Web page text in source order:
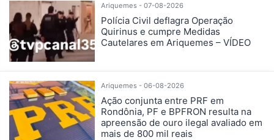
Ariquemes - 07-08-2026
Polícia Civil deflagra Operação
Quirinus e cumpre Medidas
Cautelares em Ariquemes – VÍDEO
Ariquemes - 06-08-2026
Ação conjunta entre PRF em
Rondônia, PF e BPFRON resulta na
apreensão de ouro ilegal avaliado em
mais de 800 mil reais